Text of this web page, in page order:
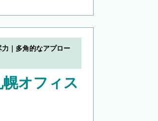
力｜多角的なアプロー
オフィス